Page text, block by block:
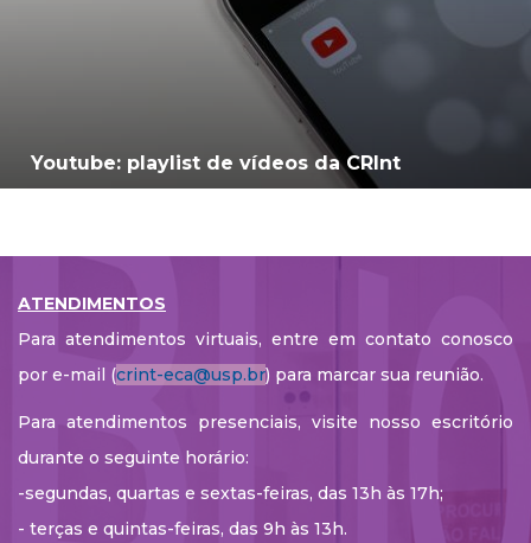
Youtube: playlist de vídeos da CRInt
ATENDIMENTOS
Para atendimentos virtuais, entre em contato conosco
por e-mail (crint-eca@usp.br) para marcar sua reunião.
Para atendimentos presenciais, visite nosso escritório
durante o seguinte horário:
-segundas, quartas e sextas-feiras, das 13h às 17h;
- terças e quintas-feiras, das 9h às 13h.